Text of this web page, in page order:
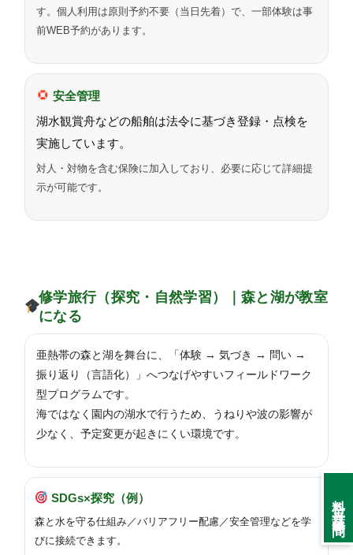
料金・営業時間
す。個人利用は原則予約不要（当日先着）で、一部体験は事
前WEB予約があります。
安全管理
湖水観賞舟などの船舶は法令に基づき登録・点検を
実施しています。
対人・対物を含む保険に加入しており、必要に応じて詳細提
示が可能です。
修学旅行（探究・自然学習）｜森と湖が教室
になる
亜熱帯の森と湖を舞台に、「体験 → 気づき → 問い →
振り返り（言語化）」へつなげやすいフィールドワーク
型プログラムです。
海ではなく園内の湖水で行うため、うねりや波の影響が
少なく、予定変更が起きにくい環境です。
SDGs×探究（例）
森と水を守る仕組み／バリアフリー配慮／安全管理などを学
びに接続できます。